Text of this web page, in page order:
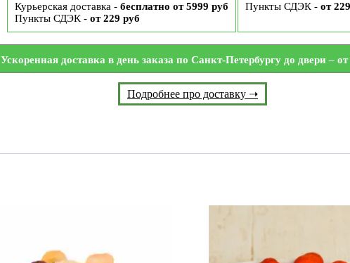
Курьерская доставка - бесплатно от 5999 руб
Пункты СДЭК - от 229 руб
Пункты СДЭК - от
Ускоренная доставка в день заказа по Санкт-Петербургу до двери – от
Подробнее про доставку ➝